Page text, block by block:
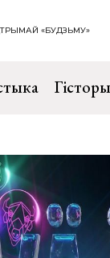
«БУДЗЬМУ»